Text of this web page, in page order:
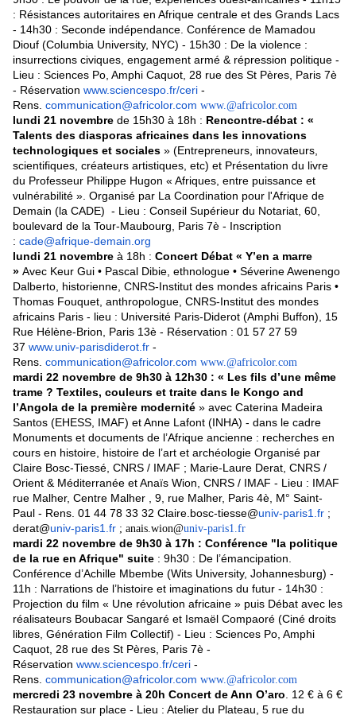
: Résistances autoritaires en Afrique centrale et des Grands Lacs
- 14h30 : Seconde indépendance. Conférence de Mamadou
Diouf (Columbia University, NYC) - 15h30 : De la violence :
insurrections civiques, engagement armé & répression politique -
Lieu : Sciences Po, Amphi Caquot, 28 rue des St Pères, Paris 7è
- Réservation www.sciencespo.fr/ceri -
Rens. communication@africolor.com www.@africolor.com
lundi 21 novembre de 15h30 à 18h : Rencontre-débat : «
Talents des diasporas africaines dans les innovations
technologiques et sociales » (Entrepreneurs, innovateurs,
scientifiques, créateurs artistiques, etc) et Présentation du livre
du Professeur Philippe Hugon « Afriques, entre puissance et
vulnérabilité ». Organisé par La Coordination pour l'Afrique de
Demain (la CADE) - Lieu : Conseil Supérieur du Notariat, 60,
boulevard de la Tour-Maubourg, Paris 7è - Inscription
: cade@afrique-demain.org
lundi 21 novembre à 18h : Concert Débat « Y’en a marre
» Avec Keur Gui • Pascal Dibie, ethnologue • Séverine Awenengo
Dalberto, historienne, CNRS-Institut des mondes africains Paris •
Thomas Fouquet, anthropologue, CNRS-Institut des mondes
africains Paris - lieu : Université Paris-Diderot (Amphi Buffon), 15
Rue Hélène-Brion, Paris 13è - Réservation : 01 57 27 59
37 www.univ-parisdiderot.fr -
Rens. communication@africolor.com www.@africolor.com
mardi 22 novembre de 9h30 à 12h30 : « Les fils d’une même
trame ? Textiles, couleurs et traite dans le Kongo and
l’Angola de la première modernité » avec Caterina Madeira
Santos (EHESS, IMAF) et Anne Lafont (INHA) - dans le cadre
Monuments et documents de l’Afrique ancienne : recherches en
cours en histoire, histoire de l’art et archéologie Organisé par
Claire Bosc-Tiessé, CNRS / IMAF ; Marie-Laure Derat, CNRS /
Orient & Méditerranée et Anaïs Wion, CNRS / IMAF - Lieu : IMAF
rue Malher, Centre Malher , 9, rue Malher, Paris 4è, M° Saint-
Paul - Rens. 01 44 78 33 32 Claire.bosc-tiesse@univ-paris1.fr ;
derat@univ-paris1.fr ; anais.wion@univ-paris1.fr
mardi 22 novembre de 9h30 à 17h : Conférence "la politique
de la rue en Afrique" suite : 9h30 : De l’émancipation.
Conférence d’Achille Mbembe (Wits University, Johannesburg) -
11h : Narrations de l’histoire et imaginations du futur - 14h30 :
Projection du film « Une révolution africaine » puis Débat avec les
réalisateurs Boubacar Sangaré et Ismaël Compaoré (Ciné droits
libres, Génération Film Collectif) - Lieu : Sciences Po, Amphi
Caquot, 28 rue des St Pères, Paris 7è -
Réservation www.sciencespo.fr/ceri -
Rens. communication@africolor.com www.@africolor.com
mercredi 23 novembre à 20h Concert de Ann O’aro . 12 € à 6 €
Restauration sur place - Lieu : Atelier du Plateau, 5 rue du